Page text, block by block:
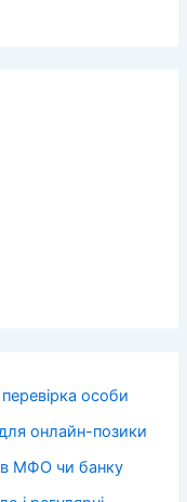
особи
онлайн-позики
в МФО чи банку